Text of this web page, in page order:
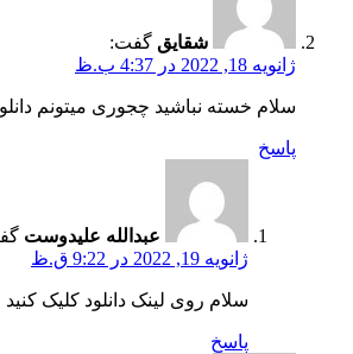
شقایق گفت:
ژانویه 18, 2022 در 4:37 ب.ظ
سلام خسته نباشید چجوری میتونم
پاسخ
عبدالله علیدوست
ژانویه 19, 2022 در 9:22 ق.ظ
سلام روی لینک دانلود کلیک کنید
پاسخ